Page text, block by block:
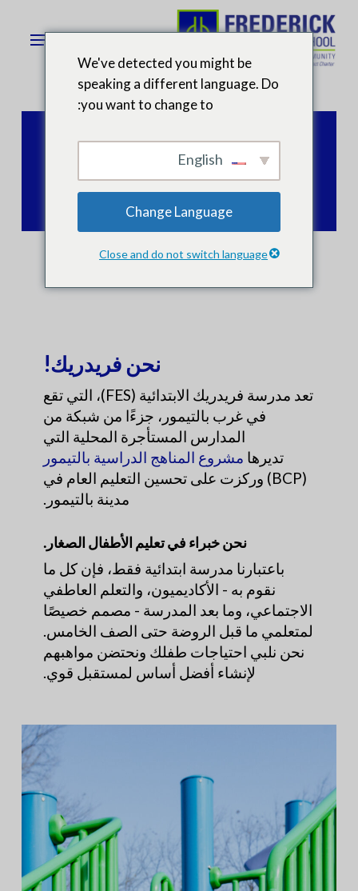
قائمة طعام
نحن فريدريك!
تعد مدرسة فريدريك الابتدائية (FES)، التي تقع
في غرب بالتيمور، جزءًا من شبكة من
المدارس المستأجرة المحلية التي
تديرها مشروع المناهج الدراسية بالتيمور
(BCP) وركزت على تحسين التعليم العام في
مدينة بالتيمور.
نحن خبراء في تعليم الأطفال الصغار.
باعتبارنا مدرسة ابتدائية فقط، فإن كل ما
نقوم به - الأكاديميون، والتعلم العاطفي
الاجتماعي، وما بعد المدرسة - مصمم خصيصًا
لمتعلمي ما قبل الروضة حتى الصف الخامس.
نحن نلبي احتياجات طفلك ونحتضن مواهبهم
لإنشاء أفضل أساس لمستقبل قوي.
We've detected you might be
speaking a different language. Do
you want to change to:
Change Language
Close and do not switch language